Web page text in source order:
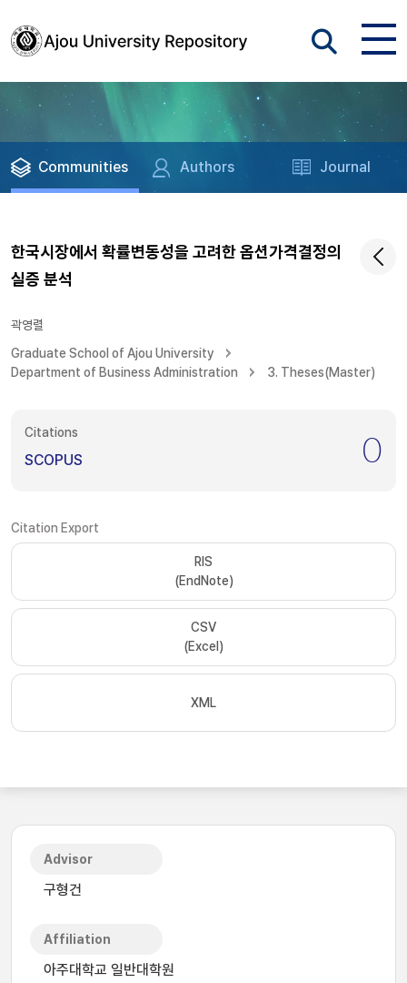
Communities Authors Journal
한국시장에서 확률변동성을 고려한 옵션가격결정의
실증 분석
곽영렬
Graduate School of Ajou University
Department of Business Administration
3. Theses(Master)
Citations
SCOPUS 0
Citation Export
RIS
(EndNote)
CSV
(Excel)
XML
Advisor
구형건
Affiliation
아주대학교 일반대학원